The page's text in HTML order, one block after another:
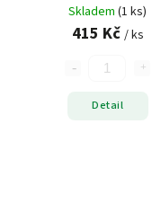
Skladem (1 ks)
415 Kč / ks
Detail